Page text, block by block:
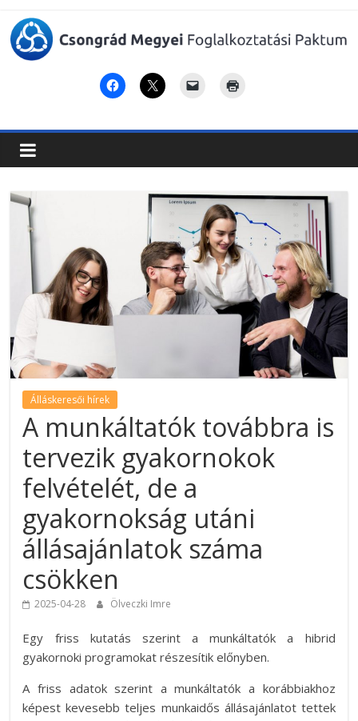
Csongrád
Megyei
Foglalkoztatási
Paktum
Álláskeresői hírek
A munkáltatók továbbra is
tervezik gyakornokok
felvételét, de a
gyakornokság utáni
állásajánlatok száma
csökken
2025-04-28 Ölveczki Imre
Egy friss kutatás szerint a munkáltatók a hibrid
gyakornoki programokat részesítik előnyben.
A friss adatok szerint a munkáltatók a korábbiakhoz
képest kevesebb teljes munkaidős állásajánlatot tettek